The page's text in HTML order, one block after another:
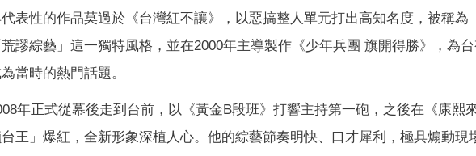
表性的作品莫過於《台灣紅不讓》，以惡搞整人單元打出高知名度，被稱為
謬綜藝」這一獨特風格，並在2000年主導製作《少年兵團 旗開得勝》，為
當時的熱門話題。
年正式從幕後走到台前，以《黃金B段班》打響主持第一砲，之後在《康熙
王」爆紅，全新形象深植人心。他的綜藝節奏明快、口才犀利，極具煽動現